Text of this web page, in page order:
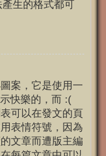
生的格式都可
案，它是使用一
快樂的，而 :(
可以在發文的頁
表情符號，因為
文章而遭版主編